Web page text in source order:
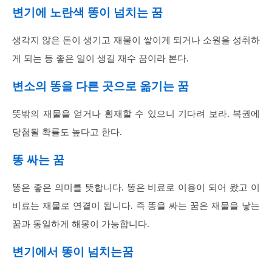
변기에 노란색 똥이 넘치는 꿈
생각지 않은 돈이 생기고 재물이 쌓이게 되거나 소원을 성취하
게 되는 등 좋은 일이 생길 재수 꿈이라 본다.
변소의 똥을 다른 곳으로 옮기는 꿈
뜻밖의 재물을 얻거나 횡재할 수 있으니 기다려 보라. 복권에
당첨될 확률도 높다고 한다.
똥 싸는 꿈
똥은 좋은 의미를 뜻합니다. 똥은 비료로 이용이 되어 왔고 이
비료는 재물로 연결이 됩니다. 즉 똥을 싸는 꿈은 재물을 낳는
꿈과 동일하게 해몽이 가능합니다.
변기에서 똥이 넘치는꿈